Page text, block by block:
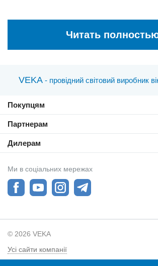
з простим однокамерним склопакетом. Якщо
пластиковими вікнами можна не боятися
Як захистити вікна для
будинків від злому
У заміських будинках проблема захисту від
актуальною. Оптимальне рішення для
— одночасне встановлення охоронної
зламостійких вікон
використовується міцний ПВХ-профіль
склопакет виготовлений із загартованого
Читать
VEKA - провідний світовий виробник
Покупцям
Партнерам
Дилерам
Ми в соціальних мережах
© 2026 VEKA
Усі сайти компанії